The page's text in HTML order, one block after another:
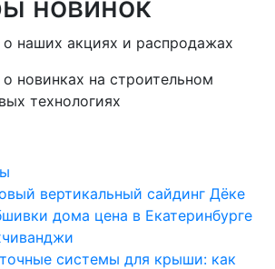
наших акциях и распродажах
новинках на строительном
технологиях
вертикальный сайдинг Дёке
дома цена в Екатеринбурге
системы для крыши: как